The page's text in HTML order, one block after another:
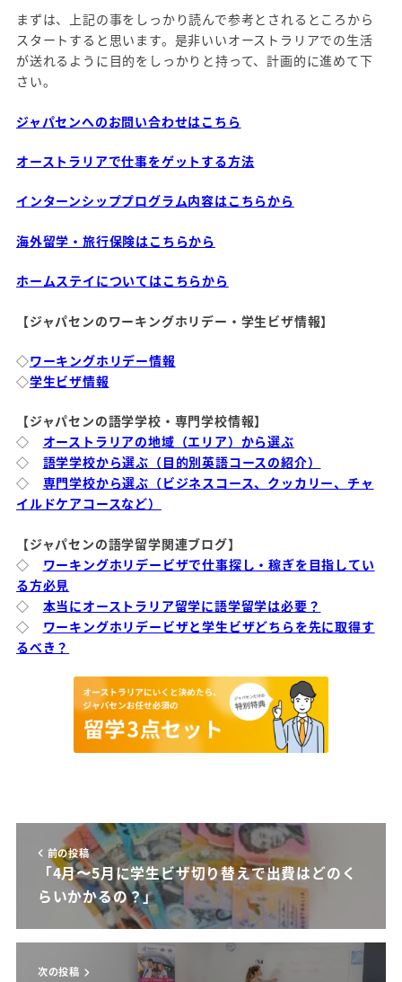
まずは、上記の事をしっかり読んで参考とされるところから
スタートすると思います。是非いいオーストラリアでの生活
が送れるように目的をしっかりと持って、計画的に進めて下
さい。
ジャパセンへのお問い合わせはこちら
オーストラリアで仕事をゲットする方法
インターンシッププログラム内容はこちらから
海外留学・旅行保険はこちらから
ホームステイについてはこちらから
【ジャパセンのワーキングホリデー・学生ビザ情報】
◇ワーキングホリデー情報
◇学生ビザ情報
【ジャパセンの語学学校・専門学校情報】
◇ オーストラリアの地域（エリア）から選ぶ
◇ 語学学校から選ぶ（目的別英語コースの紹介）
◇ 専門学校から選ぶ（ビジネスコース、クッカリー、チャ
イルドケアコースなど）
【ジャパセンの語学留学関連ブログ】
◇ ワーキングホリデービザで仕事探し・稼ぎを目指してい
る方必見
◇ 本当にオーストラリア留学に語学留学は必要？
◇ ワーキングホリデービザと学生ビザどちらを先に取得す
るべき？
前の投稿
「4月〜5月に学生ビザ切り替えで出費はどのく
らいかかるの？」
次の投稿